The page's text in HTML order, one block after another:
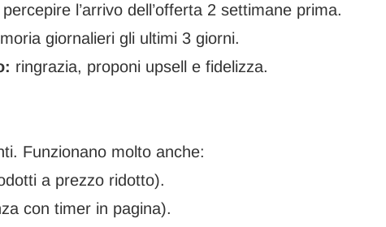
l’arrivo dell’offerta 2 settimane prima.
giornalieri gli ultimi 3 giorni.
ringrazia, proponi upsell e fidelizza.
Funzionano molto anche:
a prezzo ridotto).
con timer in pagina).